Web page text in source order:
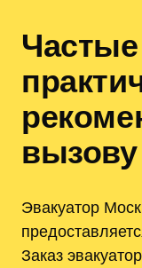
вызову
Эвакуатор
Заказ